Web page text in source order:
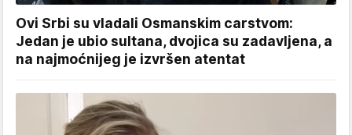
Ovi Srbi su vladali Osmanskim carstvom:
Jedan je ubio sultana, dvojica su zadavljena, a
na najmoćnijeg je izvršen atentat